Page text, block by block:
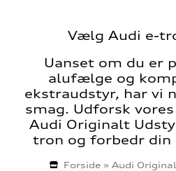
Vælg Audi e-
Uanset om du er
alufælge og
ekstraudstyr, har vi
smag. Udforsk
Audi Originalt
tron og forbedr din
Forside »Audi